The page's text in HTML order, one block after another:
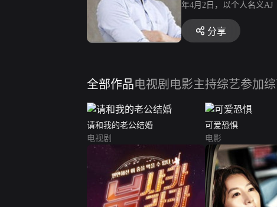
年4月2日，以个人名义AJ
10年11月23日，发行首
公主》，饰演建一；同年
正规专辑《
分享
全部作品电视剧 电影主持综艺参加
请和我的老公结婚
电视剧
可爱恐惧
电影